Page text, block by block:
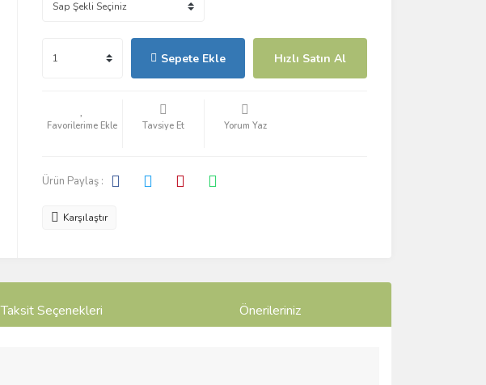
Sepete Ekle Hızlı Satın Al
Tavsiye Et Yorum Yaz
Ürün Paylaş :
Karşılaştır
Taksit Seçenekleri Önerileriniz